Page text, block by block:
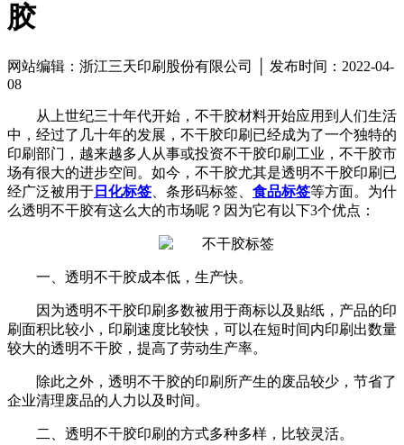
胶
网站编辑：浙江三天印刷股份有限公司 │ 发布时间：2022-04-
08
从上世纪三十年代开始，不干胶材料开始应用到人们生活
中，经过了几十年的发展，不干胶印刷已经成为了一个独特的
印刷部门，越来越多人从事或投资不干胶印刷工业，不干胶市
场有很大的进步空间。如今，不干胶尤其是透明不干胶印刷已
经广泛被用于 日化标签 、条形码标签、 食品标签等方面。为什
么透明不干胶有这么大的市场呢？因为它有以下3个优点：
一、透明不干胶成本低，生产快。
因为透明不干胶印刷多数被用于商标以及贴纸，产品的印
刷面积比较小，印刷速度比较快，可以在短时间内印刷出数量
较大的透明不干胶，提高了劳动生产率。
除此之外，透明不干胶的印刷所产生的废品较少，节省了
企业清理废品的人力以及时间。
二、透明不干胶印刷的方式多种多样，比较灵活。